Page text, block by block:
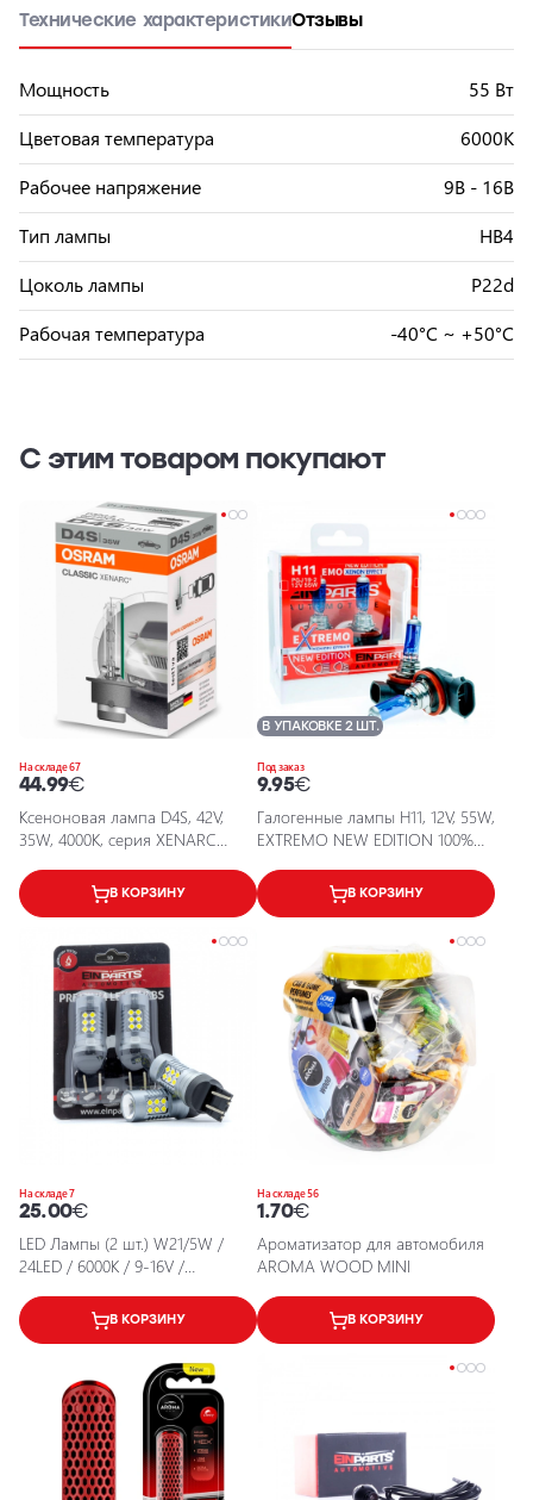
Технические характеристикиОтзывы
Мощность
55 Вт
Цветовая температура
6000К
Рабочее напряжение
9В - 16В
Тип лампы
HB4
Цоколь лампы
P22d
Рабочая температура
-40°C ~ +50°C
С этим товаром покупают
На складе 67
44.99€
Ксеноновая лампа D4S, 42V,
35W, 4000K, серия XENARC
В КОРЗИНУ
Под заказ
В УПАКОВКЕ 2 ШТ.
9.95€
Галогенные лампы H11, 12V, 55W,
EXTREMO NEW EDITION 100%
В КОРЗИНУ
На складе 7
25.00€
LED Лампы (2 шт.) W21/5W /
24LED / 6000K / 9-16V /
В КОРЗИНУ
На складе 56
1.70€
Ароматизатор для автомобиля
AROMA WOOD MINI
В КОРЗИНУ